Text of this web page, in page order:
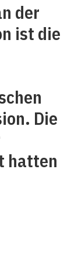
der
ist die
Die
hatten